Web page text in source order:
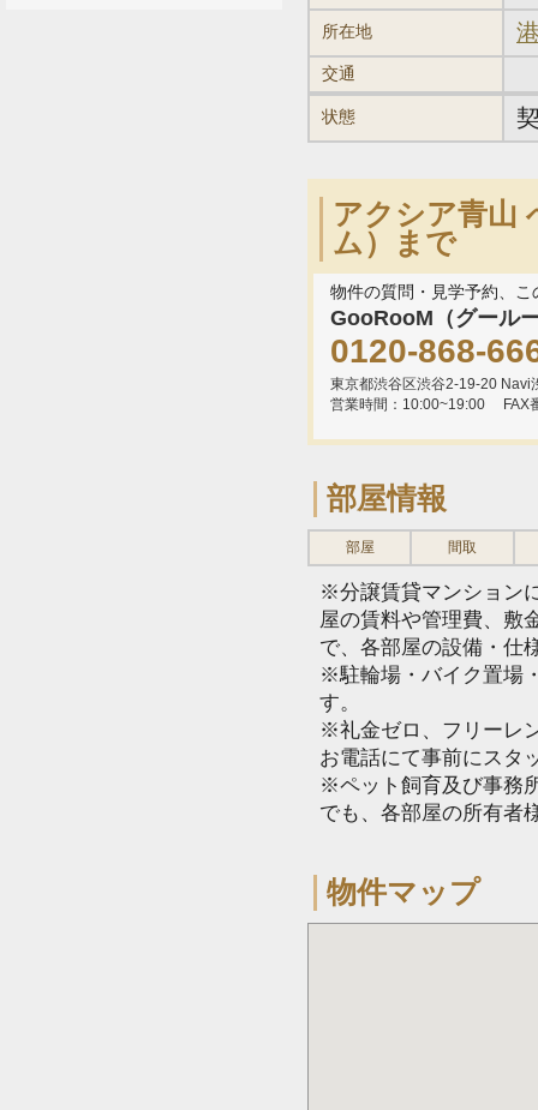
所在地
交通
状態
アクシア青山
ム）まで
物件の質問・見学予約、
GooRooM（グール
0120-868-
東京都渋谷区渋谷2-19-20 Navi
営業時間：10:00~19:00
FAX
部屋情報
部屋 間取
※分譲賃貸マンション
屋の賃料や管理費、敷
で、各部屋の設備・仕
※駐輪場・バイク置場
す。
※礼金ゼロ、フリーレ
お電話にて事前にスタ
※ペット飼育及び事務
でも、各部屋の所有者
物件マップ